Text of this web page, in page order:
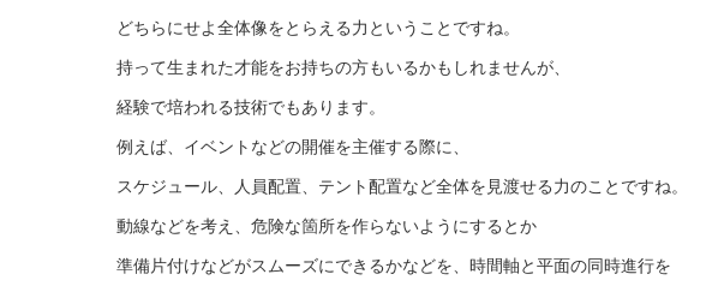
どちらにせよ全体像をとらえる力ということですね。
持って生まれた才能をお持ちの方もいるかもしれませんが、
経験で培われる技術でもあります。
例えば、イベントなどの開催を主催する際に、
スケジュール、人員配置、テント配置など全体を見渡せる力のことですね。
動線などを考え、危険な箇所を作らないようにするとか
準備片付けなどがスムーズにできるかなどを、時間軸と平面の同時進行を